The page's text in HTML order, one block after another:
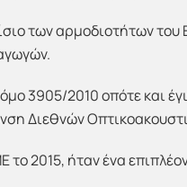
των αρμοδιοτήτων του
3905/2010 οπότε και
Διεθνών
το 2015, ήταν ένα